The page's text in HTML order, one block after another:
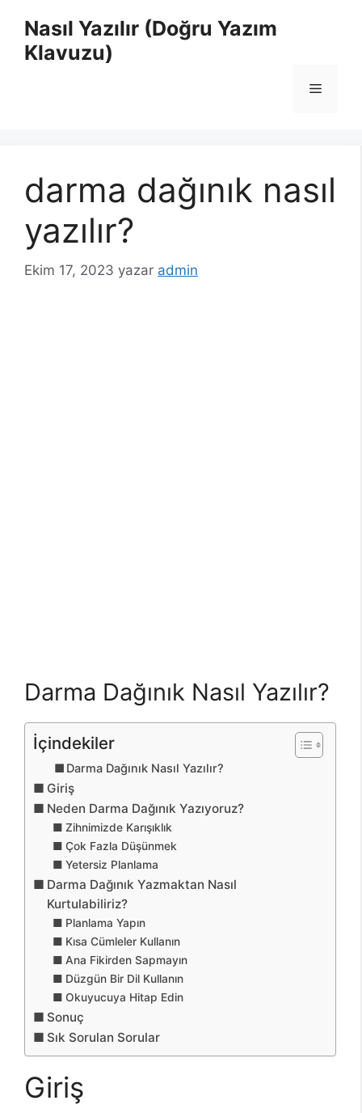
Nasıl Yazılır (Doğru Yazım
Klavuzu)
Menü
darma dağınık nasıl
yazılır?
Ekim 17, 2023 yazar admin
Darma Dağınık Nasıl Yazılır?
İçindekiler
Darma Dağınık Nasıl Yazılır?
Giriş
Neden Darma Dağınık Yazıyoruz?
Zihnimizde Karışıklık
Çok Fazla Düşünmek
Yetersiz Planlama
Darma Dağınık Yazmaktan Nasıl
Kurtulabiliriz?
Planlama Yapın
Kısa Cümleler Kullanın
Ana Fikirden Sapmayın
Düzgün Bir Dil Kullanın
Okuyucuya Hitap Edin
Sonuç
Sık Sorulan Sorular
Giriş